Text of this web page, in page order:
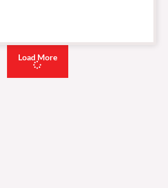
Load More